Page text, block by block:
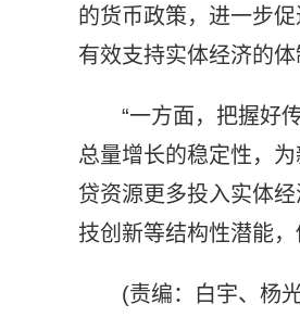
的货币政策，进一步
有效支持实体经济的
“一方面，把握好
总量增长的稳定性，
贷资源更多投入实体
技创新等结构性潜能
(责编：白宇、杨